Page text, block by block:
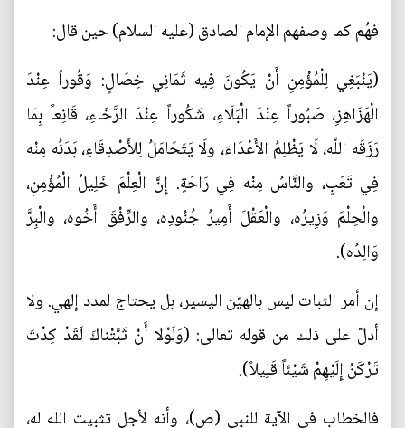
فهُم كما وصفهم الإمام الصادق (عليه السلام) حين قال:
(يَنْبَغِي لِلْمُؤْمِنِ أَنْ يَكُونَ فِيه ثَمَانِي خِصَالٍ: وَقُوراً عِنْدَ
الْهَزَاهِزِ، صَبُوراً عِنْدَ الْبَلَاءِ، شَكُوراً عِنْدَ الرَّخَاءِ، قَانِعاً بِمَا
رَزَقَه اللَّه، لَا يَظْلِمُ الأَعْدَاءَ، ولَا يَتَحَامَلُ لِلأَصْدِقَاءِ، بَدَنُه مِنْه
فِي تَعَبٍ، والنَّاسُ مِنْه فِي رَاحَةٍ. إِنَّ الْعِلْمَ خَلِيلُ الْمُؤْمِنِ،
والْحِلْمَ وَزِيرُه، والْعَقْلَ أَمِيرُ جُنُودِه، والرِّفْقَ أَخُوه، والْبِرَّ
وَالِدُه).
إن أمر الثبات ليس بالهيّن اليسير، بل يحتاج لمدد إلهي. ولا
أدلّ على ذلك من قوله تعالى: (وَلَوْلا أَنْ ثَبَّتْناكَ لَقَدْ كِدْتَ
تَرْكَنُ إِلَيْهِمْ شَيْئاً قَلِيلاً).
فالخطاب في الآية للنبي (ص)، وأنه لأجل تثبيت الله له،